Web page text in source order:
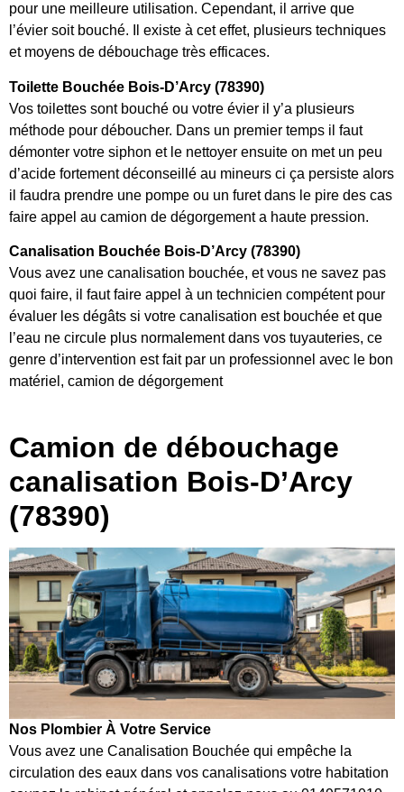
pour une meilleure utilisation. Cependant, il arrive que
l’évier soit bouché. Il existe à cet effet, plusieurs techniques
et moyens de débouchage très efficaces.
Toilette Bouchée Bois-D’Arcy (78390)
Vos toilettes sont bouché ou votre évier il y’a plusieurs
méthode pour déboucher. Dans un premier temps il faut
démonter votre siphon et le nettoyer ensuite on met un peu
d’acide fortement déconseillé au mineurs ci ça persiste alors
il faudra prendre une pompe ou un furet dans le pire des cas
faire appel au camion de dégorgement a haute pression.
Canalisation Bouchée Bois-D’Arcy (78390)
Vous avez une canalisation bouchée, et vous ne savez pas
quoi faire, il faut faire appel à un technicien compétent pour
évaluer les dégâts si votre canalisation est bouchée et que
l’eau ne circule plus normalement dans vos tuyauteries, ce
genre d’intervention est fait par un professionnel avec le bon
matériel, camion de dégorgement
Camion de débouchage
canalisation Bois-D’Arcy
(78390)
Nos Plombier À Votre Service
Vous avez une Canalisation Bouchée qui empêche la
circulation des eaux dans vos canalisations votre habitation